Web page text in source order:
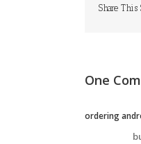
Share This
One
ordering